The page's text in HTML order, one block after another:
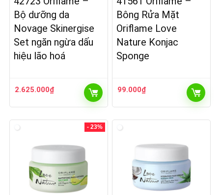
Bộ dưỡng da
Novage Skinergise
Set ngăn ngừa dấu
hiệu lão hoá
2.625.000₫
Bông Rửa Mặt
Oriflame Love
Nature Konjac
Sponge
99.000₫
- 23%